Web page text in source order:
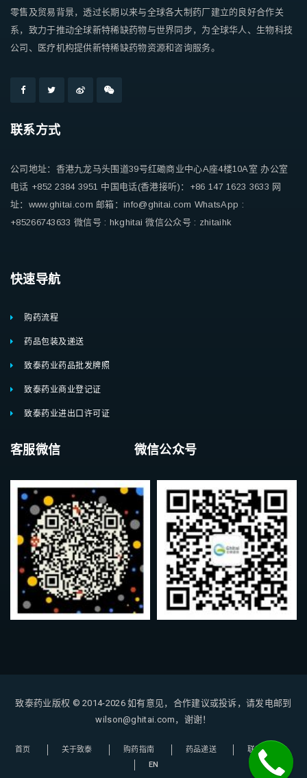
零售及贸易背景，透过长期以来与全球各大制药厂建立的良好合作关
系，致力于推动全球新特稀缺药物与世界同步，为全球华人、生物科技
公司、医疗机构提供新特稀缺药物资源和咨询服务。
联系方式
公司地址：香港九龙马头围道39号红磡商业中心A座4楼10A室 办公室
电话 +852 2384 3951 中国电话(香港接听)：+86 147 1623 3633 网
址：www.ghitai.com 邮箱：info@ghitai.com WhatsApp :
+85266743633 微信号 : hkghitai 微信公众号 : zhitaihk
快速导航
购药流程
药品包装及递送
致泰药业药品批发牌照
致泰药业商业登记证
致泰药业进出口许可证
客服微信 微信公众号
致泰药业版权 © 2014-2026如有意见，合作建议或投诉，请发电邮到
wilson@ghitai.com，谢谢！
首页 关于致泰 购药指南 药品递送
联系我们
EN